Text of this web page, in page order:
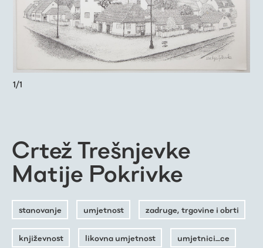
1/1
Crtež Trešnjevke
Matije Pokrivke
stanovanje umjetnost zadruge, trgovine i obrti
književnost likovna umjetnost umjetnici_ce